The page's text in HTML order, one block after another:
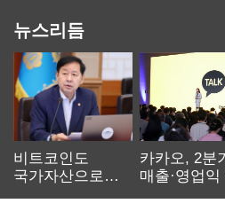
뉴스리듬
비트코인도
국가자산으로…'
카카오, 2분
매출·영업익